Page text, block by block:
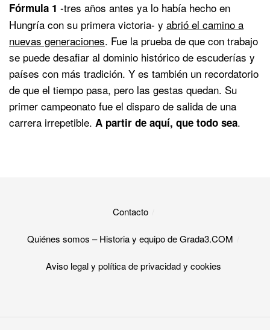
Fórmula 1 -tres años antes ya lo había hecho en
Hungría con su primera victoria- y abrió el camino a
nuevas generaciones. Fue la prueba de que con trabajo
se puede desafiar al dominio histórico de escuderías y
países con más tradición. Y es también un recordatorio
de que el tiempo pasa, pero las gestas quedan. Su
primer campeonato fue el disparo de salida de una
carrera irrepetible. A partir de aquí, que todo sea.
Contacto
Quiénes somos – Historia y equipo de Grada3.COM
Aviso legal y política de privacidad y cookies​